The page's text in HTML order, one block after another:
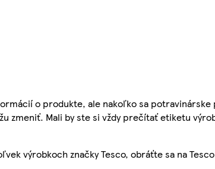
o produkte, ale nakoľko sa
zmeniť. Mali by ste si vždy prečítať etiketu
výrobkoch značky Tesco, obráťte sa na